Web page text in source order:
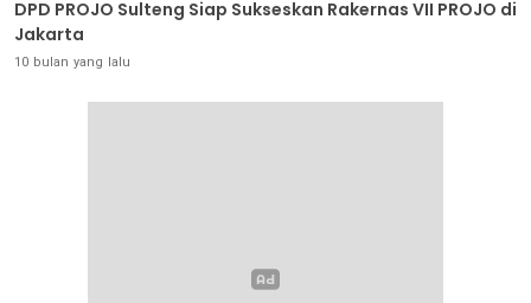
DPD PROJO Sulteng Siap Sukseskan Rakernas VII PROJO di
Jakarta
10 bulan yang lalu